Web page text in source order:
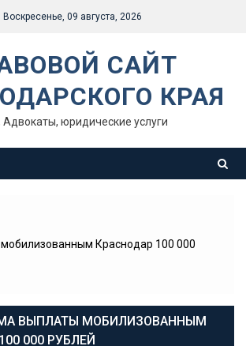
Воскресенье, 09 августа, 2026
САЙТ
КРАЯ
юридические услуги
Краснодар 100 000
ВЫПЛАТЫ МОБИЛИЗОВАННЫМ
000 РУБЛЕЙ